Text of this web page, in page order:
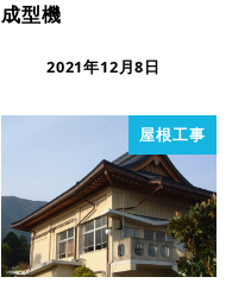
成型機
2021年12月8日
屋根工事